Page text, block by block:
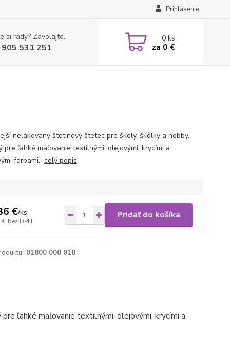
Prihlásenie
si rady? Zavolajte.
531 251
0ks
za 0 €
nelakovaný štetinový štetec pre školy, škôlky a hobby.
pre ľahké maľovanie textilnými, olejovými, krycími a
farbami. celý popis
€/ks
€ bez DPH
Pridať do košíka
01800 000 018
ľahké maľovanie textilnými, olejovými, krycími a